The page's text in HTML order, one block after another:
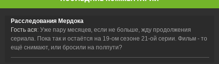
Расследования Мердока
Гость ася: Уже пару месяцев, если не больше, жду продолжения
сериала. Пока так и остаётся на 19-ом сезоне 21-ой серии. Фильм - то
ещё снимают, или бросили на полпути?